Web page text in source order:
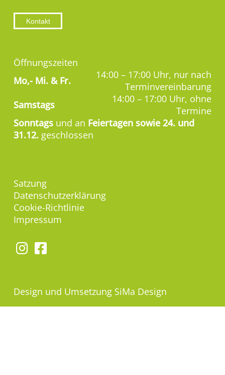
Kontakt
Öffnungszeiten
Mo,- Mi. & Fr.
14:00 – 17:00 Uhr, nur nach
Terminvereinbarung
Samstags
14:00 – 17:00 Uhr, ohne
Termine
Sonntags und an Feiertagen sowie 24. und
31.12. geschlossen
Satzung
Datenschutzerklärung
Cookie-Richtlinie
Impressum
Design und Umsetzung SiMa Design